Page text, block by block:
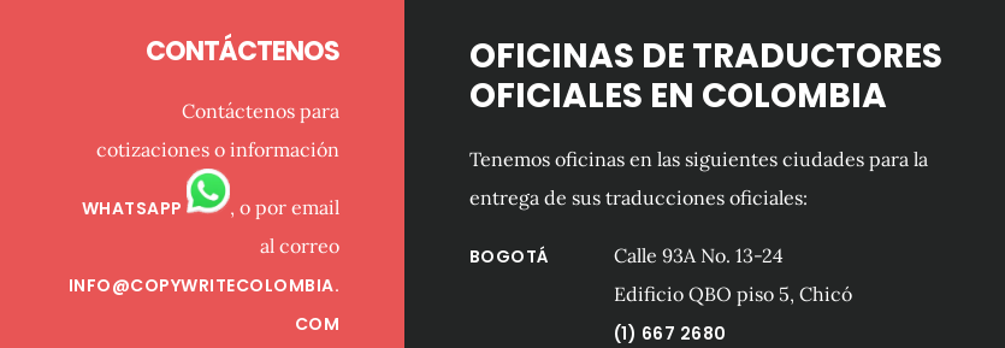
CONTÁCTENOS
Contáctenos para
cotizaciones o información
WHATSAPP
, o por email
al correo
INFO@COPYWRITECOLOMBIA.
COM
OFICINAS DE TRADUCTORES
OFICIALES EN COLOMBIA
Tenemos oficinas en las siguientes ciudades para la
entrega de sus traducciones oficiales:
BOGOTÁ
Calle 93A No. 13-24
Edificio QBO piso 5, Chicó
(1) 667 2680